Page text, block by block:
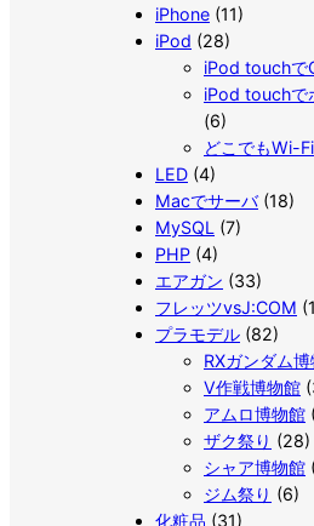
iPhone (11)
iPod (28)
iPod touchで
iPod touchで
(6)
どこでもWi-Fi
LED (4)
Macでサーバ(18)
MySQL (7)
PHP (4)
エアガン (33)
フレッツvsJ:COM
プラモデル (82)
RXガンダム
V作戦博物館
アムロ博物館
ザク祭り (28)
シャア博物館
ジム祭り (6)
化粧品 (31)